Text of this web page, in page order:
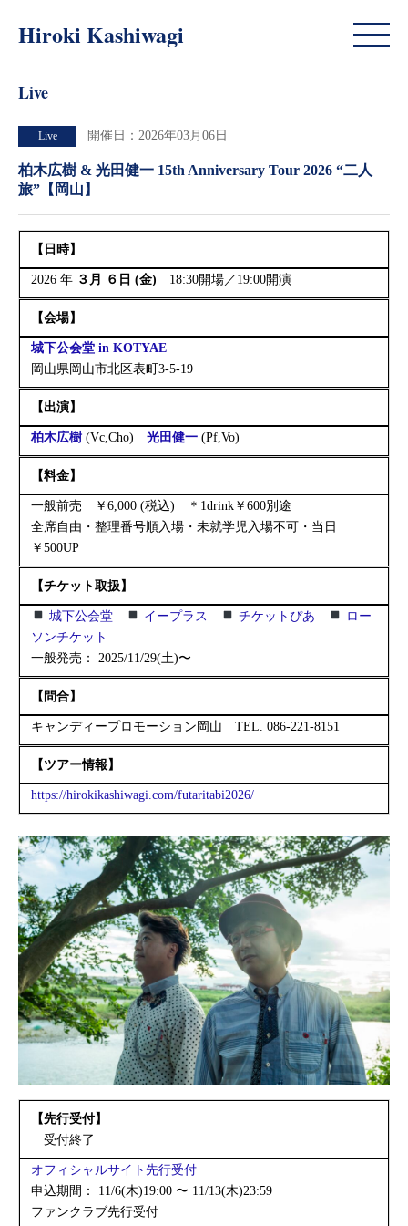
Hiroki Kashiwagi
Live
Live 開催日：2026年03月06日
柏木広樹 & 光田健一 15th Anniversary Tour 2026 “二人
旅”【岡山】
【日時】
2026 年 ３月 ６日 (金) 18:30開場／19:00開演
【会場】
城下公会堂 in KOTYAE
岡山県岡山市北区表町3-5-19
【出演】
柏木広樹 (Vc,Cho) 光田健一 (Pf,Vo)
【料金】
一般前売 ￥6,000 (税込) ＊1drink￥600別途
全席自由・整理番号順入場・未就学児入場不可・当日
￥500UP
【チケット取扱】
城下公会堂 イープラス チケットぴあ
ロー
ソンチケット
一般発売： 2025/11/29(土)〜
【問合】
キャンディープロモーション岡山 TEL. 086-221-8151
【ツアー情報】
https://hirokikashiwagi.com/futaritabi2026/
【先行受付】
受付終了
オフィシャルサイト先行受付
申込期間： 11/6(木)19:00 〜 11/13(木)23:59
ファンクラブ先行受付